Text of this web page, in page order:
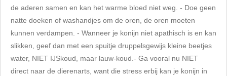
de aderen samen en kan het warme bloed niet weg. - Doe geen
natte doeken of washandjes om de oren, de oren moeten
kunnen verdampen. - Wanneer je konijn niet apathisch is en kan
slikken, geef dan met een spuitje druppelsgewijs kleine beetjes
water, NIET IJSkoud, maar lauw-koud.- Ga vooral nu NIET
direct naar de dierenarts, want die stress erbij kan je konijn in